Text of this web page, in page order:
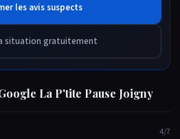
les avis suspects
situation gratuitement
La P'tite Pause Joigny
4/7